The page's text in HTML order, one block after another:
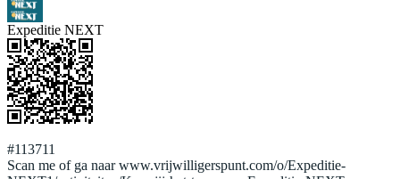
Expeditie NEXT
#113711
Scan me of ga naar www.vrijwilligerspunt.com/o/Expeditie-